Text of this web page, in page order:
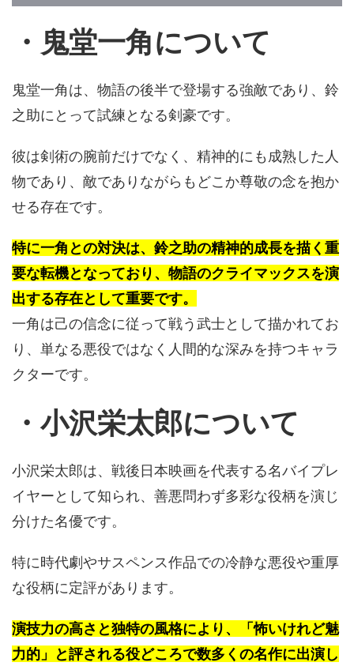
・鬼堂一角について
鬼堂一角は、物語の後半で登場する強敵であり、鈴
之助にとって試練となる剣豪です。
彼は剣術の腕前だけでなく、精神的にも成熟した人
物であり、敵でありながらもどこか尊敬の念を抱か
せる存在です。
特に一角との対決は、鈴之助の精神的成長を描く重
要な転機となっており、物語のクライマックスを演
出する存在として重要です。
一角は己の信念に従って戦う武士として描かれてお
り、単なる悪役ではなく人間的な深みを持つキャラ
クターです。
・小沢栄太郎について
小沢栄太郎は、戦後日本映画を代表する名バイプレ
イヤーとして知られ、善悪問わず多彩な役柄を演じ
分けた名優です。
特に時代劇やサスペンス作品での冷静な悪役や重厚
な役柄に定評があります。
演技力の高さと独特の風格により、「怖いけれど魅
力的」と評される役どころで数多くの名作に出演し